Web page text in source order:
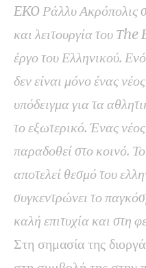
EKO Ράλλυ Ακρόπολις
και λειτουργία του
έργο του Ελληνικού.
δεν είναι μόνο ένας
υπόδειγμα για τα
το εξωτερικό. Ένας
παραδοθεί στο κοινό.
αποτελεί θεσμό του
συγκεντρώνει το
καλή επιτυχία και στη
Στη σημασία της